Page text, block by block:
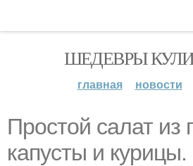
ШЕДЕВРЫ
главная новости
Простой салат из
капусты и курицы.